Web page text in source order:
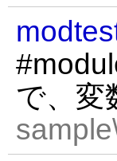
で、変